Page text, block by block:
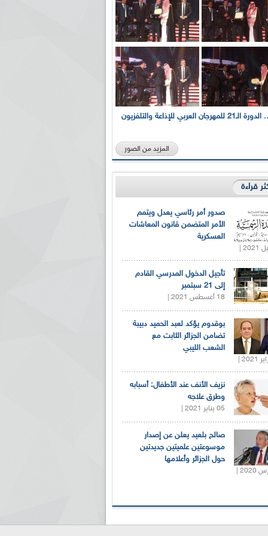
بالصور... الدورة الـ21 للمهرجان العربي للإذاعة والتلفزيون
المزيد من الصور
قراءة
صدور أمر رئاسي يعدل ويتمم
الأمر المتضمن قانون المعاشات
العسكرية
تأجيل الدخول المدرسي القادم
إلى 21 سبتمبر
18 أغسطس 2021 |
بوقدوم يؤكد لعبد الحميد دبيبة
تضامن الجزائر الثابت مع
الشعب الليبي
نزيف الأنف عند الأطفال: أسبابه
وطرق علاجه
05 يناير 2021 |
صالح بلعيد يعلن عن إصدار
موسوعتين علميتين جديدتين
حول الجزائر وأعلامها